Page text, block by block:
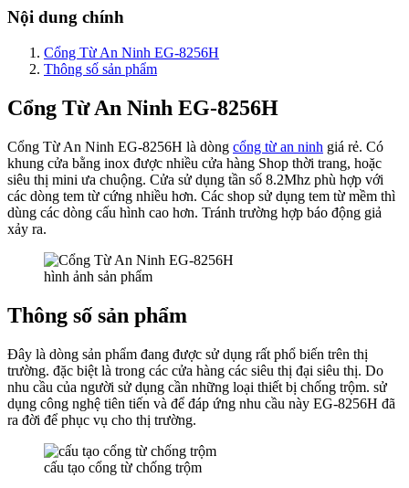
Nội dung chính
Cổng Từ An Ninh EG-8256H
Thông số sản phẩm
Cổng Từ An Ninh EG-8256H
Cổng Từ An Ninh EG-8256H là dòng cổng từ an ninh giá rẻ. Có
khung cửa bằng inox được nhiều cửa hàng Shop thời trang, hoặc
siêu thị mini ưa chuộng. Cửa sử dụng tần số 8.2Mhz phù hợp với
các dòng tem từ cứng nhiều hơn. Các shop sử dụng tem từ mềm thì
dùng các dòng cấu hình cao hơn. Tránh trường hợp báo động giả
xảy ra.
hình ảnh sản phẩm
Thông số sản phẩm
Đây là dòng sản phẩm đang được sử dụng rất phổ biến trên thị
trường. đặc biệt là trong các cửa hàng các siêu thị đại siêu thị. Do
nhu cầu của người sử dụng cần những loại thiết bị chống trộm. sử
dụng công nghệ tiên tiến và để đáp ứng nhu cầu này EG-8256H đã
ra đời để phục vụ cho thị trường.
cấu tạo cổng từ chống trộm